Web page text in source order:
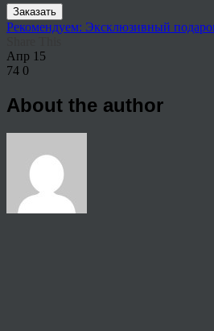
Заказать
Рекомендуем: Эксклюзивный
Апр 15
74 0
About the author